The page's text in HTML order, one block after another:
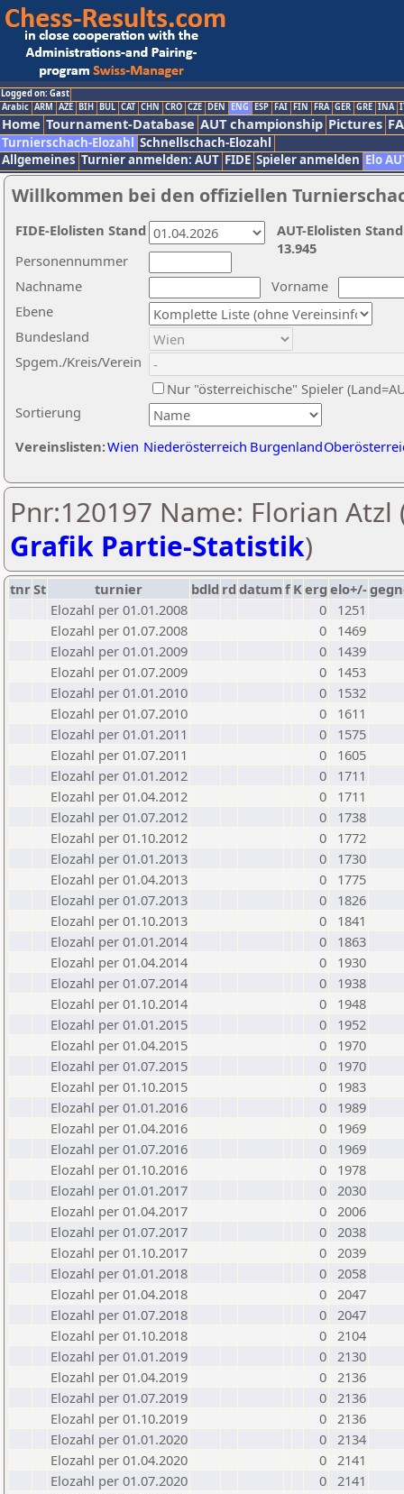
Logged on: Gast
Arabic ARM AZE BIH BUL CAT CHN CRO CZE DEN ENG ESP FAI FIN FRA GER GRE INA
Home Tournament-Database AUT championship Pictures
Turnierschach-Elozahl Schnellschach-Elozahl
Allgemeines Turnier anmelden: AUT FIDE Spieler anmelden Elo
Willkommen bei den offiziellen
Nachname
Vorname
Ebene
Sortierung
Personennummer
Bundesland
Spgem./Kreis/Verein
Nur "österreichische" Spieler
Vereinslisten:Wien Niederösterreich Burgenland
AUT-Elolisten
13.945
FIDE-Elolisten Stand
Pnr:120197 Name: Florian Atzl
Grafik Partie-Statistik)
tnrSt turnier bdld rd datumf Kerg elo+/-
Elozahl per 01.01.2008
0
1251
Elozahl per 01.07.2008
0
1469
Elozahl per 01.01.2009
0
1439
Elozahl per 01.07.2009
0
1453
Elozahl per 01.01.2010
0
1532
Elozahl per 01.07.2010
0
1611
Elozahl per 01.01.2011
0
1575
Elozahl per 01.07.2011
0
1605
Elozahl per 01.01.2012
0
1711
Elozahl per 01.04.2012
0
1711
Elozahl per 01.07.2012
0
1738
Elozahl per 01.10.2012
0
1772
Elozahl per 01.01.2013
0
1730
Elozahl per 01.04.2013
0
1775
Elozahl per 01.07.2013
0
1826
Elozahl per 01.10.2013
0
1841
Elozahl per 01.01.2014
0
1863
Elozahl per 01.04.2014
0
1930
Elozahl per 01.07.2014
0
1938
Elozahl per 01.10.2014
0
1948
Elozahl per 01.01.2015
0
1952
Elozahl per 01.04.2015
0
1970
Elozahl per 01.07.2015
0
1970
Elozahl per 01.10.2015
0
1983
Elozahl per 01.01.2016
0
1989
Elozahl per 01.04.2016
0
1969
Elozahl per 01.07.2016
0
1969
Elozahl per 01.10.2016
0
1978
Elozahl per 01.01.2017
0 2030
Elozahl per 01.04.2017
0 2006
Elozahl per 01.07.2017
0 2038
Elozahl per 01.10.2017
0 2039
Elozahl per 01.01.2018
0 2058
Elozahl per 01.04.2018
0 2047
Elozahl per 01.07.2018
0 2047
Elozahl per 01.10.2018
0 2104
Elozahl per 01.01.2019
0 2130
Elozahl per 01.04.2019
0 2136
Elozahl per 01.07.2019
0 2136
Elozahl per 01.10.2019
0 2136
Elozahl per 01.01.2020
0 2134
Elozahl per 01.04.2020
0 2141
Elozahl per 01.07.2020
0 2141